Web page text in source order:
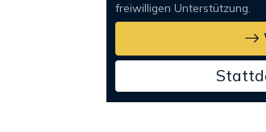
freiwilligen Unterstützung.